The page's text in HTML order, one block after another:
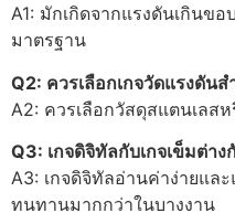
A1: มักเกิดจากแรงดันเกินขอ
มาตรฐาน
Q2: ควรเลือกเกจวัดแรงดัน
A2: ควรเลือกวัสดุสแตนเลส
Q3: เกจดิจิทัลกับเกจเข็มต่าง
A3: เกจดิจิทัลอ่านค่าง่ายแล
ทนทานมากกว่าในบางงาน